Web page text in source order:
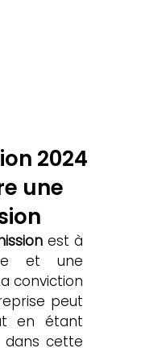
2024
une
est à
et une
conviction
peut
en étant
dans cette